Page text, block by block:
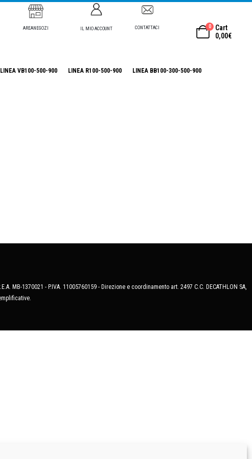
AREANEGOZI IL MIO ACCOUNT CONTATTACI 0
Cart
0,00€
LINEA VB100-500-900 LINEA R100-500-900 LINEA BB100-300-500-900
MB-1370021 - P.IVA. 11005760159 - Direzione e coordinamento art. 2497 C.C. DECATHLON SA,